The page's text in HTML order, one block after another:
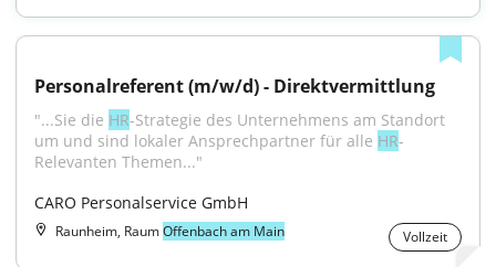
Personalreferent (m/w/d) - Direktvermittlung
"...Sie die HR-Strategie des Unternehmens am Standort
um und sind lokaler Ansprechpartner für alle HR-
Relevanten Themen..."
CARO Personalservice GmbH
Raunheim, RaumOffenbach am Main Vollzeit